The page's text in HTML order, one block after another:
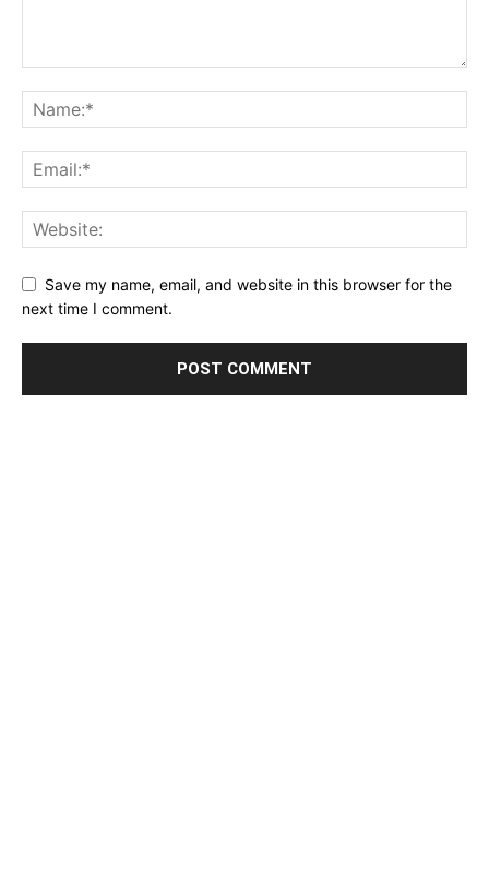
Save my name, email, and website in this browser for the
next time I comment.